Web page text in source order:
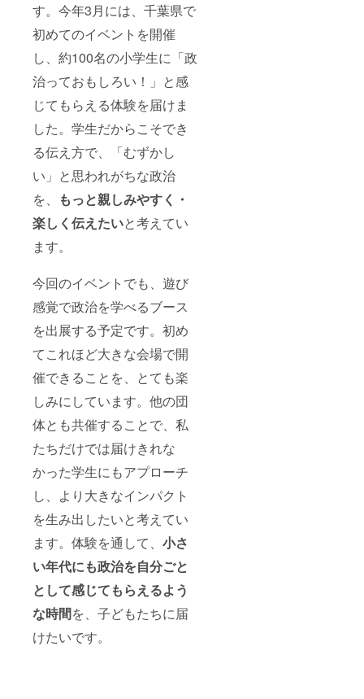
す。今年3月には、千葉県で
初めてのイベントを開催
し、約100名の小学生に「政
治っておもしろい！」と感
じてもらえる体験を届けま
した。学生だからこそでき
る伝え方で、「むずかし
い」と思われがちな政治
を、
もっと親しみやすく・
楽しく伝えたいと考えてい
ます。
今回のイベントでも、遊び
感覚で政治を学べるブース
を出展する予定です。初め
てこれほど大きな会場で開
催できることを、とても楽
しみにしています。他の団
体とも共催することで、私
たちだけでは届けきれな
かった学生にもアプローチ
し、より大きなインパクト
を生み出したいと考えてい
ます。体験を通して、 小さ
い年代にも政治を自分ごと
として感じてもらえるよう
な時間を、子どもたちに届
けたいです。